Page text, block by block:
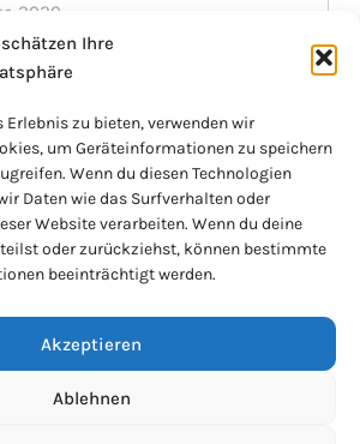
Ihre
zu bieten, verwenden wir
um Geräteinformationen zu speichern
Wenn du diesen Technologien
Daten wie das Surfverhalten oder
Website verarbeiten. Wenn du deine
oder zurückziehst, können bestimmte
beeinträchtigt werden.
Akzeptieren
Ablehnen
2020
Bericht „Häuser für die
das Bild klicken, um zum
mit rund 140 km/h die
rasten und von etwa 50.000